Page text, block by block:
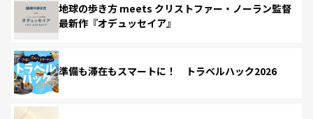
地球の歩き方 meets クリストファー・ノーラン監督
最新作『オデュッセイア』
準備も滞在もスマートに！ トラベルハック2026